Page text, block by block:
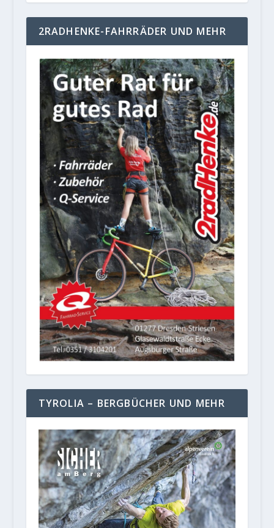
2RADHENKE-FAHRRÄDER UND MEHR
TYROLIA – BERGBÜCHER UND MEHR